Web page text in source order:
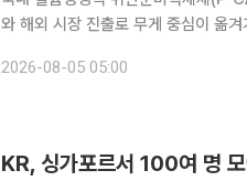
와 해외 시장 진출로 무게 중심이 옮겨가고 있다. 4일 제약바이오업계에 따
스 ‘자큐보’(성분명 자스타프라잔)는
2026-08-05 05:00
KR, 싱가포르서 100여 명